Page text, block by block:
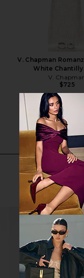
V. Chapman
White Chantilly
V.
$725